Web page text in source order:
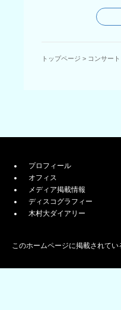
トップページ > コンサート
プロフィール
オフィス
メディア掲載情報
ディスコグラフィー
木村大ダイアリー
このホームページに掲載されて